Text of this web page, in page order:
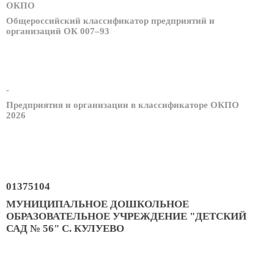
ОКПО
Общероссийский классификатор предприятий и
организаций ОК 007–93
-
Предприятия и организации в классификаторе ОКПО
2026
01375104
МУНИЦИПАЛЬНОЕ ДОШКОЛЬНОЕ
ОБРАЗОВАТЕЛЬНОЕ УЧРЕЖДЕНИЕ "ДЕТСКИЙ
САД № 56" С. КУЛУЕВО